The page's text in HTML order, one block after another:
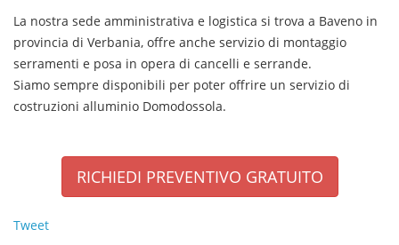
La nostra sede amministrativa e logistica si trova a Baveno in
provincia di Verbania, offre anche servizio di montaggio
serramenti e posa in opera di cancelli e serrande.
Siamo sempre disponibili per poter offrire un servizio di
costruzioni alluminio Domodossola.
RICHIEDI PREVENTIVO GRATUITO
Tweet